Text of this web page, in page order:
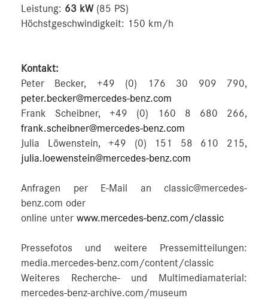
Leistung: 63 kW(85 PS)
Höchstgeschwindigkeit: 150 km/h
Kontakt:
Peter Becker, +49 (0) 176 30 909 790,
peter.becker@mercedes-benz.com
Frank Scheibner, +49 (0) 160 8 680 266,
frank.scheibner@mercedes-benz.com
Julia Löwenstein, +49 (0) 151 58 610 215,
julia.loewenstein@mercedes-benz.com
Anfragen per E-Mail an classic@mercedes-
benz.com oder
online unter www.mercedes-benz.com/classic
Pressefotos und weitere Pressemitteilungen:
media.mercedes-benz.com/content/classic
Weiteres Recherche- und Multimediamaterial:
mercedes-benz-archive.com/museum